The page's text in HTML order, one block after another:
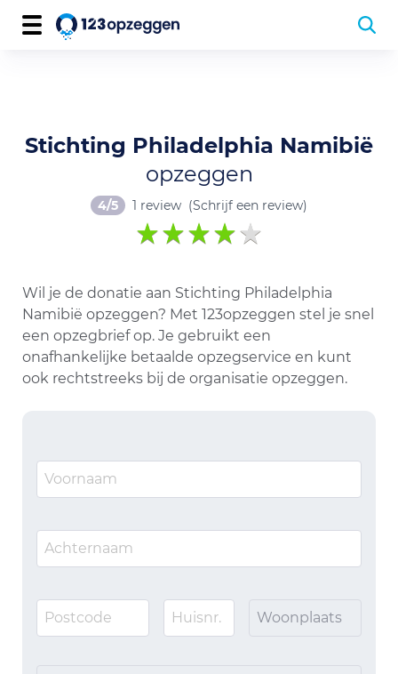
Stichting Philadelphia Namibië
opzeggen
4/5 1 review (Schrijf een review)
Wil je de donatie aan Stichting Philadelphia
Namibië opzeggen? Met 123opzeggen stel je snel
een opzegbrief op. Je gebruikt een
onafhankelijke betaalde opzegservice en kunt
ook rechtstreeks bij de organisatie opzeggen.
Woonplaats